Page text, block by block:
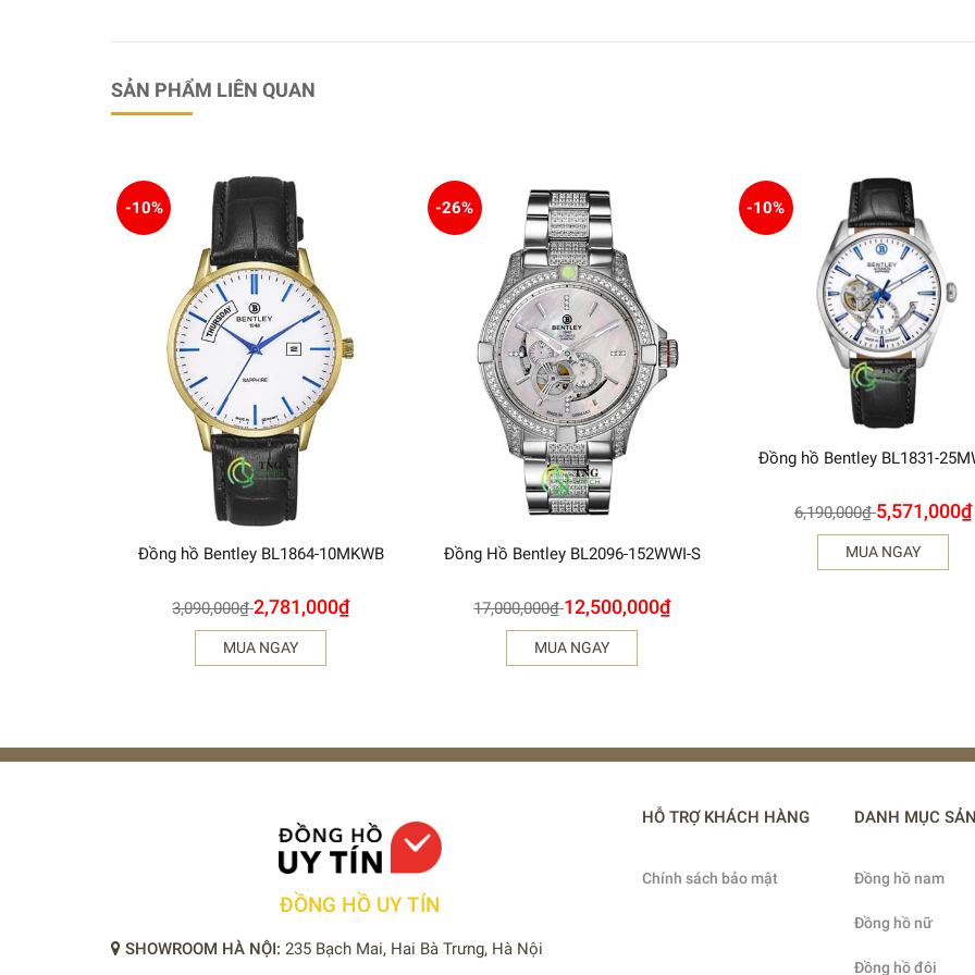
SẢN PHẨM LIÊN QUAN
-10%
Đồng hồ Bentley BL1864-10MKWB
3,090,000₫ 2,781,000₫
MUA NGAY
-26%
Đồng Hồ Bentley BL2096-152WWI-S
17,000,000₫ 12,500,000₫
MUA NGAY
-10%
Đồng hồ Bentley BL1831-
6,190,000₫ 5,571,000₫
MUA NGAY
ĐỒNG HỒ UY TÍN
SHOWROOM HÀ NỘI: 235 Bạch Mai, Hai Bà Trưng, Hà Nội
HỖ TRỢ KHÁCH HÀNG
Chính sách bảo mật
DANH MỤC
Đồng hồ nam
Đồng hồ nữ
Đồng hồ đôi